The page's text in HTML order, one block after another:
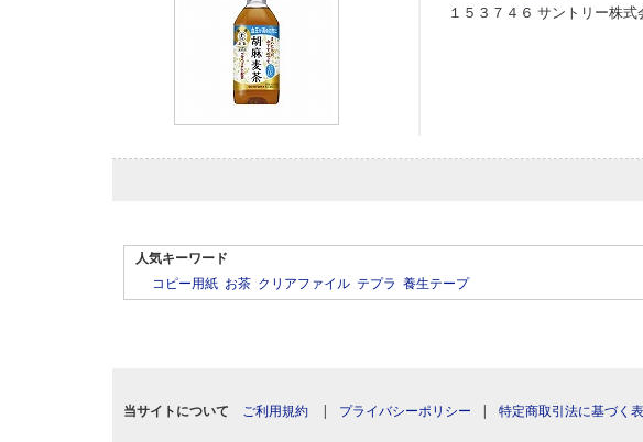
１５３７４６ サントリー株式
人気キーワード
コピー用紙 お茶 クリアファイル テプラ 養生テープ
当サイトについて ご利用規約 | プライバシーポリシー | 特定商取引法に基づく